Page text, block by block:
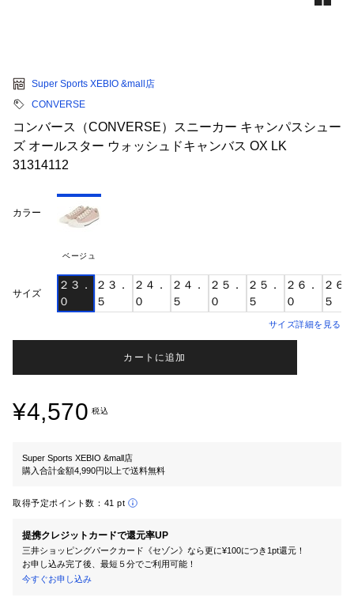
Super Sports XEBIO &mall店
CONVERSE
コンバース（CONVERSE）スニーカー キャンパスシュー
ズ オールスター ウォッシュドキャンバス OX LK
31314112
カラー
ベージュ
サイズ
２３．
０
２３．
５
２４．
０
２４．
５
２５．
０
２５．
５
２６．
０
２６
５
サイズ詳細を見る
カートに追加
¥4,570 税込
Super Sports XEBIO &mall店
購入合計金額4,990円以上で送料無料
取得予定ポイント数： 41 pt
提携クレジットカードで還元率UP
三井ショッピングパークカード《セゾン》なら更に¥100につき1pt還元！
お申し込み完了後、最短５分でご利用可能！
今すぐお申し込み